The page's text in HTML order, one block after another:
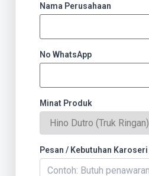
Nama Perusahaan
No WhatsApp
Minat Produk
Pesan / Kebutuhan Karoseri